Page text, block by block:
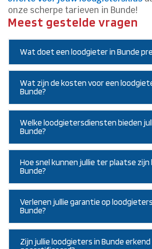
onze scherpe tarieven in Bunde!
Meest gestelde vragen
Wat doet een loodgieter in Bunde
Wat zijn de kosten voor een
Bunde?
Welke loodgietersdiensten bieden
Bunde?
Hoe snel kunnen jullie ter plaatse zijn
Bunde?
Verlenen jullie garantie op
Bunde?
Zijn jullie loodgieters in Bunde erkend